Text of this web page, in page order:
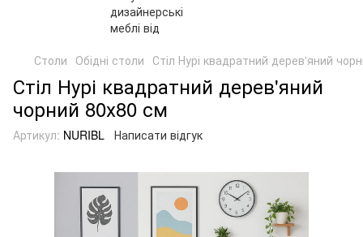
Столи Обідні столи Стіл Нурі квадратний дерев'яний
Стіл Нурі квадратний дерев'яний
чорний 80х80 см
Артикул: NURIBL Написати відгук